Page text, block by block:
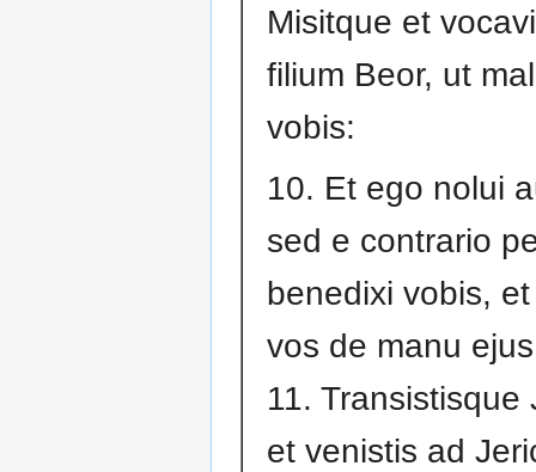
Misitque et
filium Beor, ut
vobis:
10. Et ego nolui
sed e contrario
benedixi vobis,
vos de manu
11. Transistisque
et venistis ad